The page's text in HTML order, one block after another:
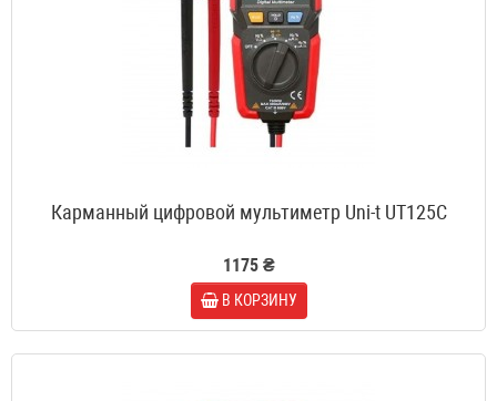
Карманный цифровой мультиметр Uni-t UT125C
1175 ₴
В КОРЗИНУ